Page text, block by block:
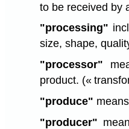
to be received by
"processing"
size, shape,
"processor"
product. («
"produce"
"producer"